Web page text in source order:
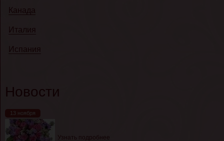
Канада
Италия
Испания
Новости
13 ноября
Узнать подробнее